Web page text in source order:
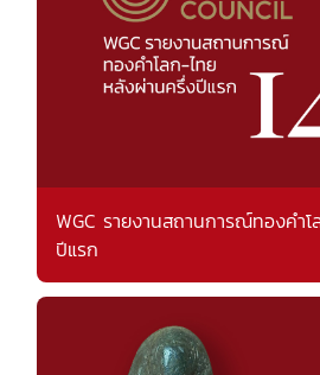
WGC รายงานสถานการณ์ทองคำ
ปีแรก